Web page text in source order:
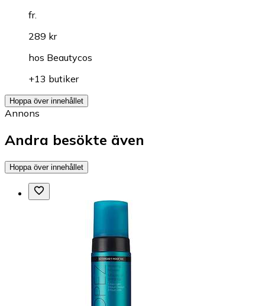
fr.
289 kr
hos Beautycos
+13 butiker
Hoppa över innehållet
Annons
Andra besökte även
Hoppa över innehållet